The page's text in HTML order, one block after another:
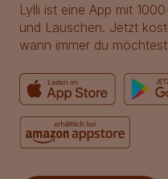
Lylli ist eine App mit
und Lauschen. Jetzt
wann immer du